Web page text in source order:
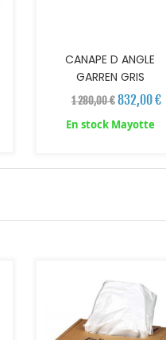
CANAPE D ANGLE
GARREN GRIS
1 280,00 € 832,00 €
En stock Mayotte